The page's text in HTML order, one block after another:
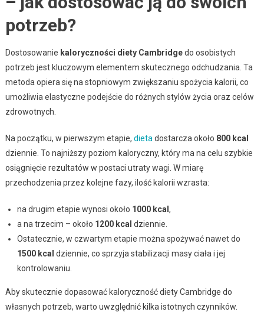
potrzeb?
Dostosowanie kaloryczności diety Cambridgedo osobistych
potrzeb jest kluczowym elementem skutecznego odchudzania. Ta
metoda opiera się na stopniowym zwiększaniu spożycia kalorii, co
umożliwia elastyczne podejście do różnych stylów życia oraz celów
zdrowotnych.
Na początku, w pierwszym etapie, dieta dostarcza około 800 kcal
dziennie. To najniższy poziom kaloryczny, który ma na celu szybkie
osiągnięcie rezultatów w postaci utraty wagi. W miarę
przechodzenia przez kolejne fazy, ilość kalorii wzrasta:
na drugim etapie wynosi około 1000 kcal ,
a na trzecim – około 1200 kcal dziennie.
Ostatecznie, w czwartym etapie można spożywać nawet do
1500 kcal dziennie, co sprzyja stabilizacji masy ciała i jej
kontrolowaniu.
Aby skutecznie dopasować kaloryczność diety Cambridge do
własnych potrzeb, warto uwzględnić kilka istotnych czynników.